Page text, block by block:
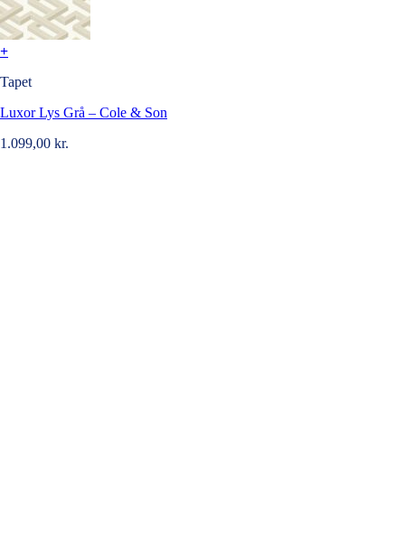
+
Tapet
Luxor Lys Grå – Cole & Son
1.099,00 kr.